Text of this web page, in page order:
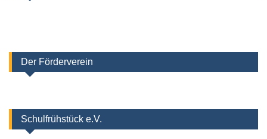
Der Förderverein
Schulfrühstück e.V.